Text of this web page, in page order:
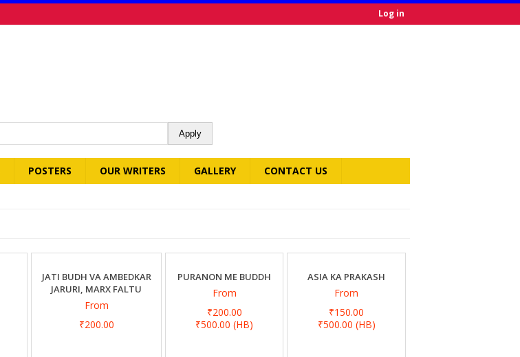
Log in
POSTERS OUR WRITERS GALLERY CONTACT US
JATI BUDH VA AMBEDKAR
JARURI, MARX FALTU
From
₹200.00
PURANON ME BUDDH
From
₹200.00
₹500.00(HB)
ASIA KA PRAKASH
From
₹150.00
₹500.00 (HB)